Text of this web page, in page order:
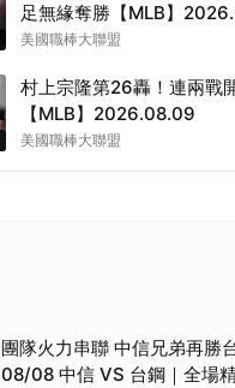
足無緣奪勝【MLB】
美國職棒大聯盟
村上宗隆第26轟！連兩戰
【MLB】2026.08.09
美國職棒大聯盟
團隊火力串聯 中信兄弟再勝
08/08 中信 VS 台鋼｜全場